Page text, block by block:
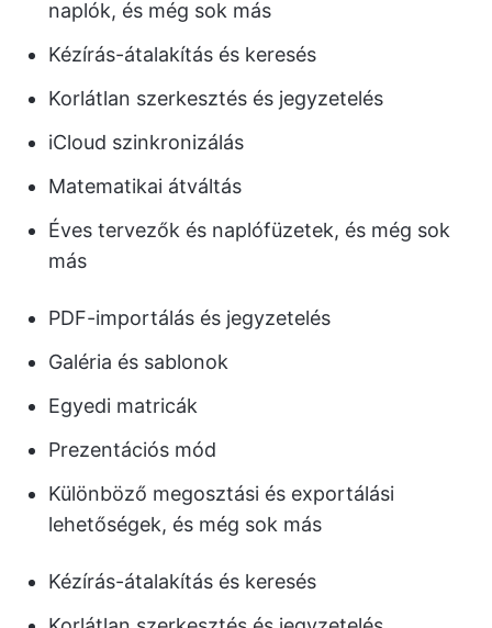
naplók, és még sok más
Kézírás-átalakítás és keresés
Korlátlan szerkesztés és jegyzetelés
iCloud szinkronizálás
Matematikai átváltás
Éves tervezők és naplófüzetek, és még sok
más
PDF-importálás és jegyzetelés
Galéria és sablonok
Egyedi matricák
Prezentációs mód
Különböző megosztási és exportálási
lehetőségek, és még sok más
Kézírás-átalakítás és keresés